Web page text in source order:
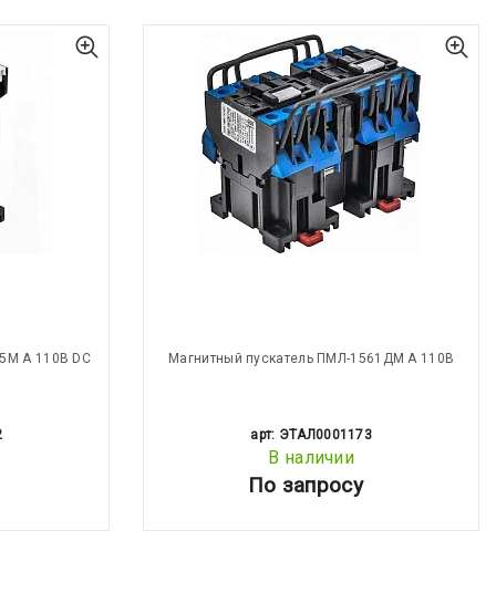
А 110В DC Магнитный пускатель ПМЛ-1561ДМ А 110В
арт: ЭТАЛ0001173
В наличии
По запросу